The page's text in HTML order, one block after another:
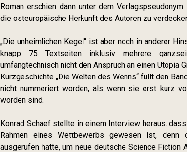
Roman erschien dann unter dem
die osteuropäische Herkunft des Autoren zu
„Die unheimlichen Kegel“ ist aber noch in anderer
knapp 75 Textseiten inklusiv mehrere
umfangtechnisch nicht den Anspruch an einen Utopia
Kurzgeschichte „Die Welten des Wenns“ füllt den
nicht nummeriert worden, als wenn sie erst kurz
worden sind.
Konrad Schaef stellte in einem Interview heraus,
Rahmen eines Wettbewerbs gewesen ist, denn
ausgerufen hatte, um neue deutsche Science Fiction